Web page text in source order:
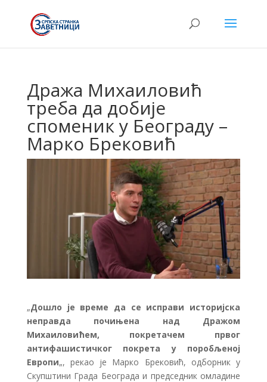
Дража Михаиловић
треба да добије
споменик у Београду –
Марко Брековић
„Дошло је време да се исправи историјска
неправда почињена над Дражом
Михаиловићем, покретачем првог
антифашистичког покрета у поробљеној
Европи„, рекао је Марко Брековић, одборник у
Скупштини Града Београда и председник омладине